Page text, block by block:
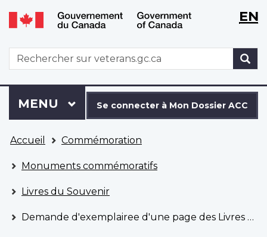
Aller
au
principal
Passer
à
version
HTML
simplifiée
WxT
WxTEN
WxT
Search
form
connecter
à
Dossier
ACC
Se connecter à Mon Dossier ACC
Menu
MENU PRINCIPAL
êtes
ici
Accueil Commémoration
Monuments commémoratifs
Livres du Souvenir
Demande d'exemplairee d'une page des Livres du Souvenir